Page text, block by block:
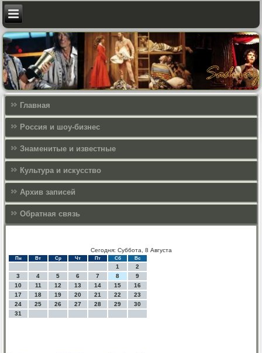
Главная
Россия и шоу-бизнес
Знаменитые и известные
Культура и искусcтво
Архив записей
Обратная связь
Сегодня: Суббота, 8 Августа
Пн Вт Ср Чт Пт Сб Вс
1
2
3
4 5 6 7 8
9
10
11 12 13 14 15
16
17
18 19 20 21 22
23
24
25 26 27 28 29
30
31